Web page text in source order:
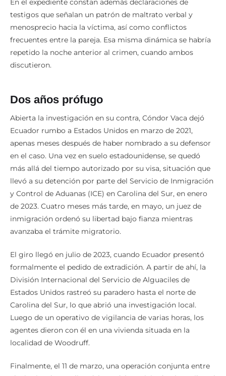
En el expediente constan además declaraciones de
testigos que señalan un patrón de maltrato verbal y
menosprecio hacia la víctima, así como conflictos
frecuentes entre la pareja. Esa misma dinámica se habría
repetido la noche anterior al crimen, cuando ambos
discutieron.
Dos años prófugo
Abierta la investigación en su contra, Cóndor Vaca dejó
Ecuador rumbo a Estados Unidos en marzo de 2021,
apenas meses después de haber nombrado a su defensor
en el caso. Una vez en suelo estadounidense, se quedó
más allá del tiempo autorizado por su visa, situación que
llevó a su detención por parte del Servicio de Inmigración
y Control de Aduanas (ICE) en Carolina del Sur, en enero
de 2023. Cuatro meses más tarde, en mayo, un juez de
inmigración ordenó su libertad bajo fianza mientras
avanzaba el trámite migratorio.
El giro llegó en julio de 2023, cuando Ecuador presentó
formalmente el pedido de extradición. A partir de ahí, la
División Internacional del Servicio de Alguaciles de
Estados Unidos rastreó su paradero hasta el norte de
Carolina del Sur, lo que abrió una investigación local.
Luego de un operativo de vigilancia de varias horas, los
agentes dieron con él en una vivienda situada en la
localidad de Woodruff.
Finalmente, el 11 de marzo, una operación conjunta entre